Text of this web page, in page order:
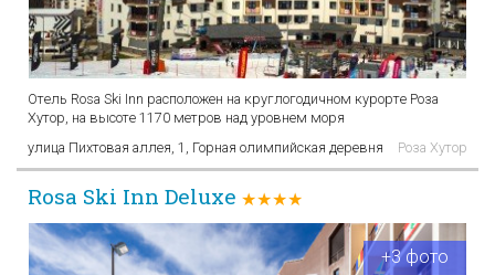
Отель Rosa Ski Inn расположен на круглогодичном курорте Роза
Хутор, на высоте 1170 метров над уровнем моря
улица Пихтовая аллея, 1, Горная олимпийская деревня
Роза Хутор
Rosa Ski Inn Deluxe ★★★★
+3 фото